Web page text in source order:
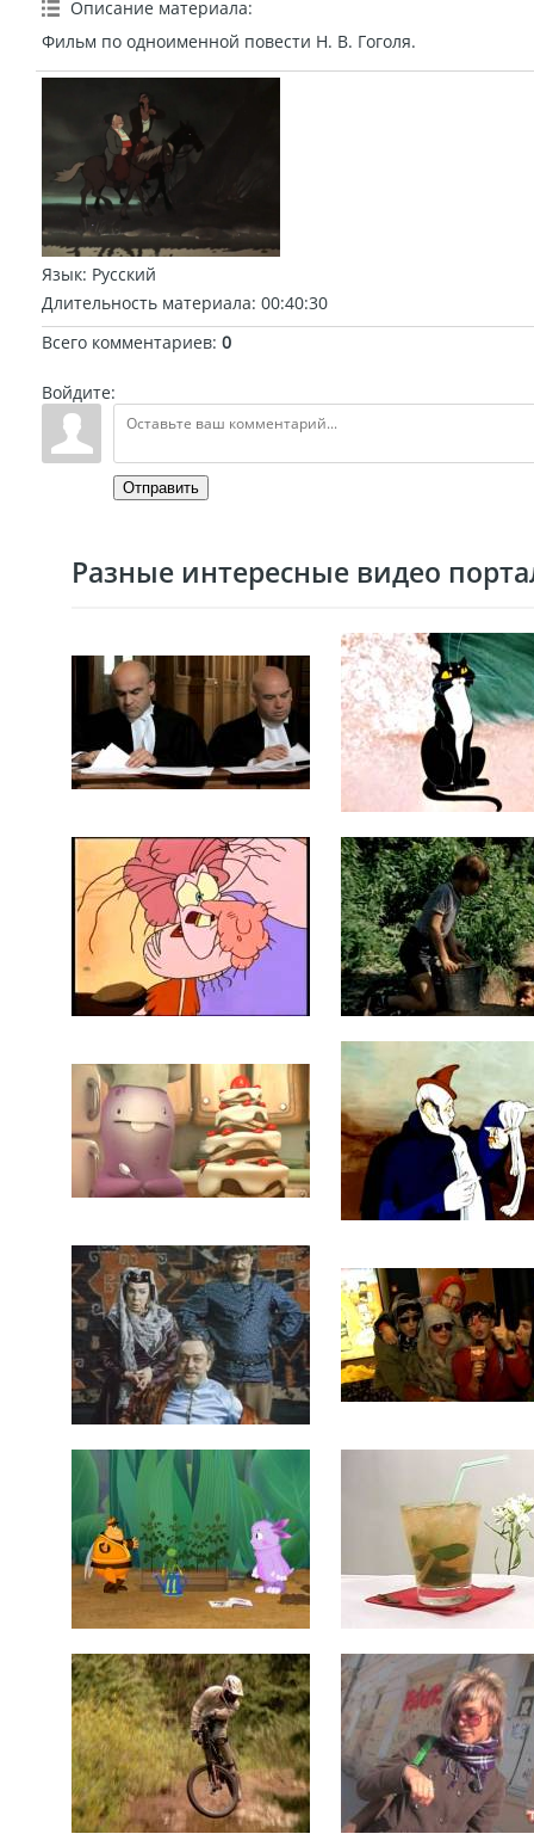
Описание материала:
Фильм по одноименной повести Н. В. Гоголя.
Язык: Русский
Длительность материала: 00:40:30
Всего комментариев: 0
Войдите:
Отправить
Разные интересные видео